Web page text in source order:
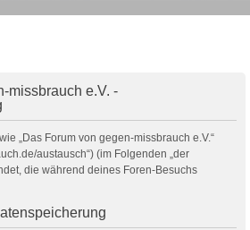
missbrauch e.V. -
„Das Forum von gegen-missbrauch e.V.“
austausch“) (im Folgenden „der
die während deines Foren-Besuchs